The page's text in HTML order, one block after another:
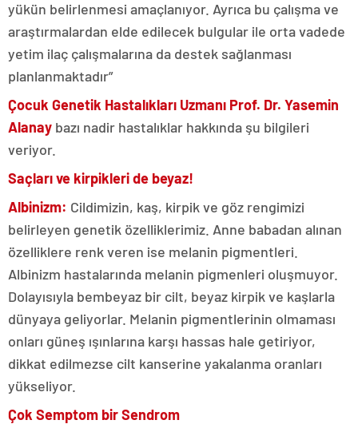
yükün belirlenmesi amaçlanıyor. Ayrıca bu çalışma ve
araştırmalardan elde edilecek bulgular ile orta vadede
yetim ilaç çalışmalarına da destek sağlanması
planlanmaktadır”
Çocuk Genetik Hastalıkları Uzmanı Prof. Dr. Yasemin
Alanay bazı nadir hastalıklar hakkında şu bilgileri
veriyor.
Saçları ve kirpikleri de beyaz!
Albinizm: Cildimizin, kaş, kirpik ve göz rengimizi
belirleyen genetik özelliklerimiz. Anne babadan alınan
özelliklere renk veren ise melanin pigmentleri.
Albinizm hastalarında melanin pigmenleri oluşmuyor.
Dolayısıyla bembeyaz bir cilt, beyaz kirpik ve kaşlarla
dünyaya geliyorlar. Melanin pigmentlerinin olmaması
onları güneş ışınlarına karşı hassas hale getiriyor,
dikkat edilmezse cilt kanserine yakalanma oranları
yükseliyor.
Çok Semptom bir Sendrom